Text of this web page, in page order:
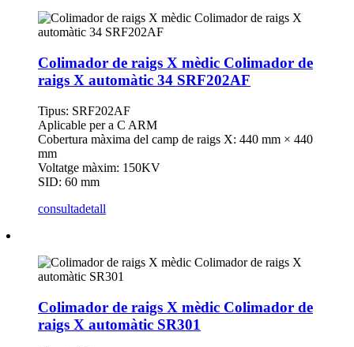
Colimador de raigs X mèdic Colimador de
raigs X automàtic 34 SRF202AF
Tipus: SRF202AF
Aplicable per a C ARM
Cobertura màxima del camp de raigs X: 440 mm × 440
mm
Voltatge màxim: 150KV
SID: 60 mm
consultadetall
Colimador de raigs X mèdic Colimador de
raigs X automàtic SR301